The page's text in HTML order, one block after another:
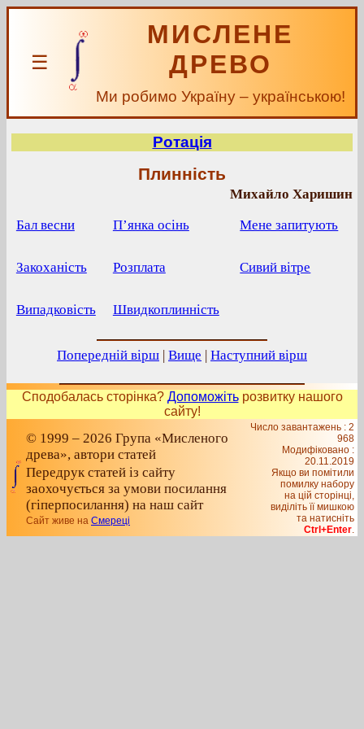
☰
МИСЛЕНЕ
ДРЕВО
Ми робимо Україну – українською!
Ротація
Плинність
Михайло Харишин
Бал весни
Закоханість
Випадковість
П’янка осінь
Розплата
Швидкоплинність
Мене запитують
Сивий вітре
Попередній вірш | Вище | Наступний вірш
Сподобалась сторінка? Допоможітьрозвитку нашого
сайту!
© 1999 – 2026 Група «Мисленого
древа», автори статей
Передрук статей із сайту
заохочується за умови посилання
(гіперпосилання) на наш сайт
Сайт живе на Смереці
Число завантажень : 2
968
Модифіковано :
20.11.2019
Якщо ви помітили
помилку набору
на цiй сторiнцi,
видiлiть її мишкою
та натисніть
Ctrl+Enter.